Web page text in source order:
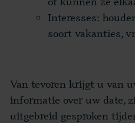
Interesses:
soort vakanties,
Van tevoren krijgt u van
informatie over uw date,
uitgebreid gesproken